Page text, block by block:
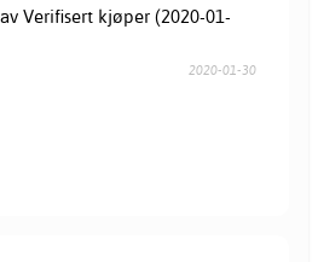
Verifisert kjøper (2020-01-
2020-01-30